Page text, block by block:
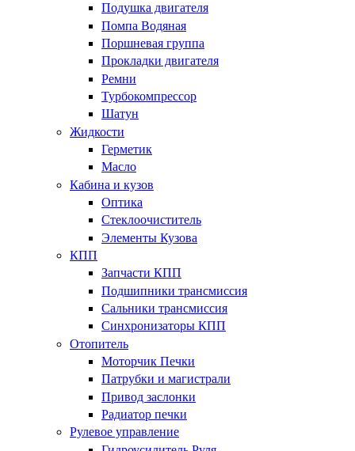
Подушка двигателя
Помпа Водяная
Поршневая группа
Прокладки двигателя
Ремни
Турбокомпрессор
Шатун
Жидкости
Герметик
Масло
Кабина и кузов
Оптика
Стеклоочиститель
Элементы Кузова
КПП
Запчасти КПП
Подшипники трансмиссия
Сальники трансмиссия
Синхронизаторы КПП
Отопитель
Моторчик Печки
Патрубки и магистрали
Привод заслонки
Радиатор печки
Рулевое управление